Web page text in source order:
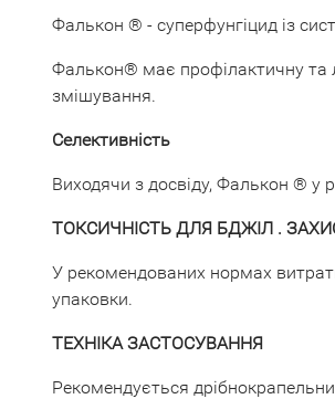
Фалькон ® - суперфунгіцид із
Фалькон® має профілактичну та
змішування.
Селективність
Виходячи з досвіду, Фалькон ® у
ТОКСИЧНІСТЬ ДЛЯ БДЖІЛ .
У рекомендованих нормах
упаковки.
ТЕХНІКА ЗАСТОСУВАННЯ
Рекомендується